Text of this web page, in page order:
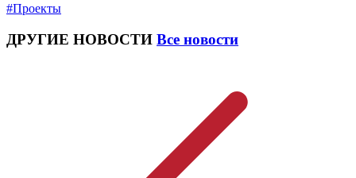
#Проекты
ДРУГИЕ НОВОСТИ Все новости